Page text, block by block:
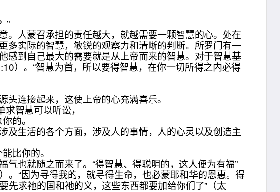
”
人蒙召承担的责任越大，就越需要一颗智慧的心。处在
多实际的智慧，敏锐的观察力和清晰的判断。所罗门有一
感到自己最大的需要就是从上帝而来的智慧。对于智慧基
）。“智慧为首，所以要得智慧，在你一切所得之内必得
连接起来，这使上帝的心充满喜乐。
智慧可以听讼，
的。
生活的各个方面，涉及人的事情，人的心灵以及创造主
比你的。
也就随之而来了。“得智慧、得聪明的，这人便为有福”
。“因为寻得我的，就寻得生命，也必蒙耶和华的恩惠。得
先求祂的国和祂的义，这些东西都要加给你们了”（太